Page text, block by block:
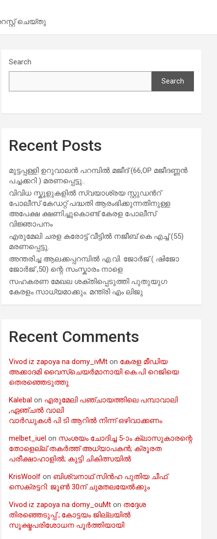
ചെയ്തു
Search
Search
Recent Posts
മുട്ടപ്പള്ളി ഉറുവാലൻ പറമ്പിൽ മജീദ് (66,OP മജീദണ്ണൻ
പച്ചക്കറി ) മരണപ്പെട്ടു..
വിവിധ സ്കൂളുകളില്‍ സ്വയാശ്രയ സ്റ്റുഡന്‍റ്
പോലീസ് കേഡറ്റ് പദ്ധതി ആരംഭിക്കുന്നതിനുള്ള
അപേക്ഷ ക്ഷണിച്ചുകൊണ്ട് കേരള പോലീസ്
വിജ്ഞാപനം
എരുമേലി ചരള കരോട്ട് വീട്ടിൽ നജീബ് കെ എച്ച് (55)
മരണപ്പെട്ടു.
അന്തരിച്ച ആ​ല​ക്ക​പ്പ​റമ്പിൽ​ എ.​വി. ജോ​ർ​ജ് ( ഷിജോ
ജോർജ് ,50) ന്റെ സംസ്കാരം നാളെ
സഹകരണ മേഖല ശക്തിപ്പെടുത്തി പുതുയുഗ
കേരളം സാധ്യമാക്കും: മന്ത്രി എം ലിജു
Recent Comments
Vivod iz zapoya na domy_ivMt on കേരള മീഡിയ
അക്കാദമി വൈസ്ചെയർമാനായി കെ.പി റെജിയെ
തെരഞ്ഞെടുത്തു
Kalebal on എരുമേലി പഞ്ചായത്തിലെ പമ്പാവാലി
,ഏഞ്ചൽ വാലി
വാർഡുകൾ പി ടി ആറിൽ നിന്ന് ഒഴിവാക്കണം
melbet_iuel on സംശയം ചോദിച്ച 5-ാം ക്ലാസുകാരന്റെ
തോളെല്ല് തകർത്ത് അധ്യാപകൻ; ക്രൂരത
പരീക്ഷാഹാളിൽ; കുട്ടി ചികിത്സയിൽ
KrisWoolf on ബിശ്വനാഥ് സിൻഹ പുതിയ ചീഫ്
സെക്രട്ടറി: ജൂൺ 30ന് ചുമതലയേൽക്കും
Vivod iz zapoya na domy_ouMt on തദ്ദേശ
തിരഞ്ഞെടുപ്പ് ;.കോട്ടയം ജില്ലയിൽ
സൂക്ഷ്മപരിശോധന പൂർത്തിയായി